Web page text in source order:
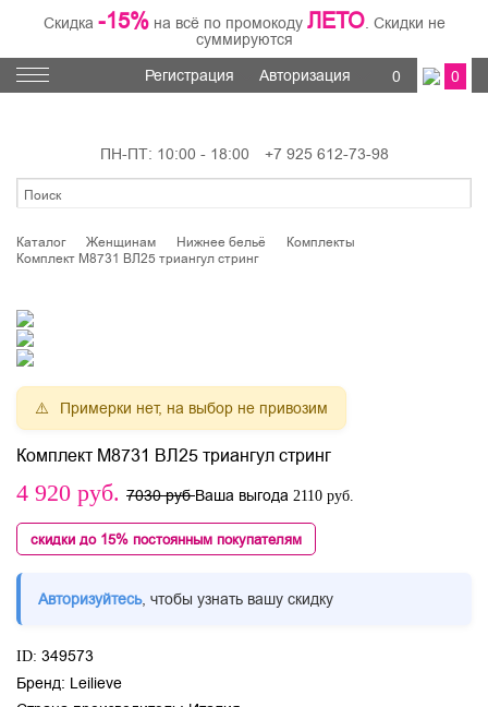
Скидка -15%на всё по промокоду ЛЕТО. Скидки не
суммируются
Регистрация
Авторизация 0 0
ПН-ПТ: 10:00 - 18:00 +7 925 612-73-98
Каталог Женщинам Нижнее бельё
Комплекты
Комплект M8731 ВЛ25 триангул стринг
Примерки нет, на выбор не привозим
Комплект M8731 ВЛ25 триангул стринг
4 920 руб. 7030 рубВаша выгода 2110 руб.
скидки до 15% постоянным покупателям
Авторизуйтесь, чтобы узнать вашу скидку
ID: 349573
Бренд: Leilieve